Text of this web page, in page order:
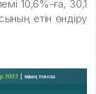
10,6%-ға, 30,1
етін өндіру